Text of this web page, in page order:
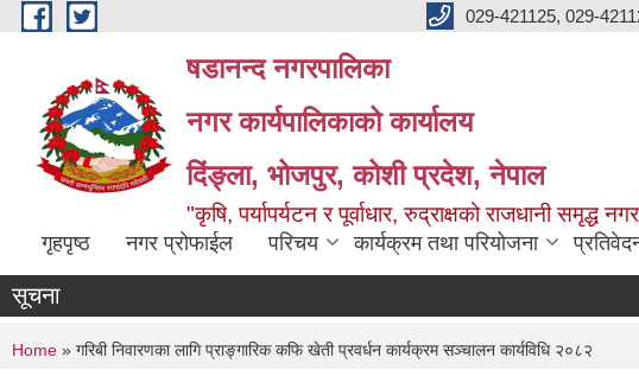
Skip to main content 029-421125, 029-
षडानन्द नगरपालिका
नगर कार्यपालिकाको कार्यालय
दिंङ्ला, भोजपुर, कोशी प्रदेश, नेपाल
"कृषि, पर्यापर्यटन र पूर्वाधार, रुद्राक्षको राजधानी समृद्ध
गृहपृष्ठ नगर प्रोफाईल परिचय कार्यक्रम तथा परियोजना
सूचना
You are here
Home » गरिबी निवारणका लागि प्राङ्गारिक कफि खेती प्रवर्धन कार्यक्रम सञ्चालन कार्यविधि २०८२